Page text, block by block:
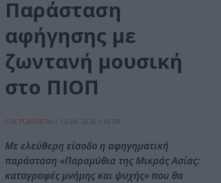
Παράσταση
αφήγησης με
ζωντανή μουσική
στο ΠΙΟΠ
CULTURENOW / 12-06-2026 / 16:39
Με ελεύθερη είσοδο η αφηγηματική
παράσταση «Παραμύθια της Μικράς Ασίας:
καταγραφές μνήμης και ψυχής» που θα